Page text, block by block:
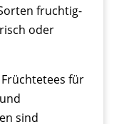
fruchtig-
oder
für
sind